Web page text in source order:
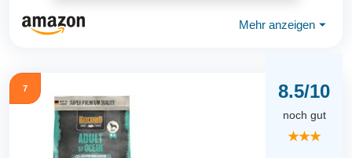
Mehr anzeigen ⏷
7 8.5/10
noch gut
★★★